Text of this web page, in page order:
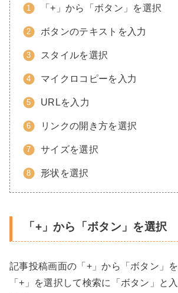
「+」から「ボタン」を選択
ボタンのテキストを入力
スタイルを選択
マイクロコピーを入力
URLを入力
リンクの開き方を選択
サイズを選択
形状を選択
「+」から「ボタン」を選択
記事投稿画面の「+」から「ボタン」を
「+」を選択して検索に「ボタン」と